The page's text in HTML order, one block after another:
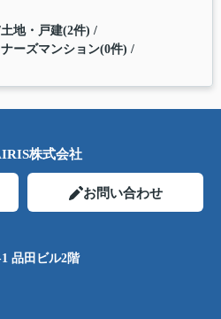
土地・戸建(2件)
ーズマンション(0件)
株式会社
お問い合わせ
品田ビル2階